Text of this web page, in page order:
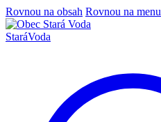
Rovnou na obsah Rovnou na menu
StaráVoda